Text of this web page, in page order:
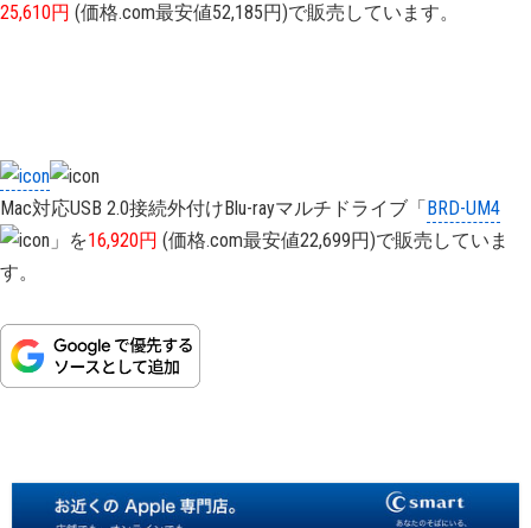
25,610円 (価格.com最安値52,185円)で販売しています。
Mac対応USB 2.0接続外付けBlu-rayマルチドライブ「BRD-UM4
」を16,920円 (価格.com最安値22,699円)で販売していま
す。